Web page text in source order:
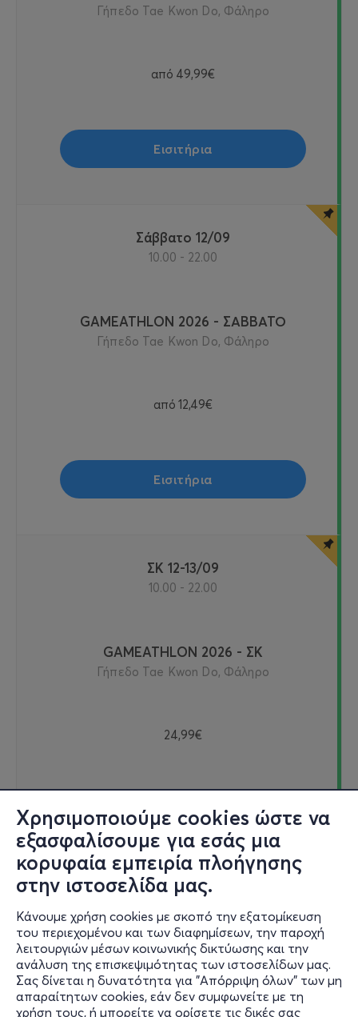
Χρησιμοποιούμε cookies ώστε να
εξασφαλίσουμε για εσάς μια
κορυφαία εμπειρία πλοήγησης
στην ιστοσελίδα μας.
Κάνουμε χρήση cookies με σκοπό την εξατομίκευση
του περιεχομένου και των διαφημίσεων, την παροχή
λειτουργιών μέσων κοινωνικής δικτύωσης και την
ανάλυση της επισκεψιμότητας των ιστοσελίδων μας.
Σας δίνεται η δυνατότητα για "Απόρριψη όλων" των μη
απαραίτητων cookies, εάν δεν συμφωνείτε με τη
χρήση τους, ή μπορείτε να ορίσετε τις δικές σας
Γήπεδο Tae Kwon Do, Φάληρο
από 49,99€
Εισιτήρια
Σάββατο 12/09
10.00 - 22.00
GAMEATHLON 2026 - ΣΑΒΒΑΤΟ
Γήπεδο Tae Kwon Do, Φάληρο
από 12,49€
Εισιτήρια
ΣΚ 12-13/09
10.00 - 22.00
GAMEATHLON 2026 - ΣΚ
Γήπεδο Tae Kwon Do, Φάληρο
24,99€
Κυριακή 13/09
10.00 - 22.00
GAMEATHLON 2026 - ΚΥΡΙΑΚΗ
Γήπεδο Tae Kwon Do, Φάληρο